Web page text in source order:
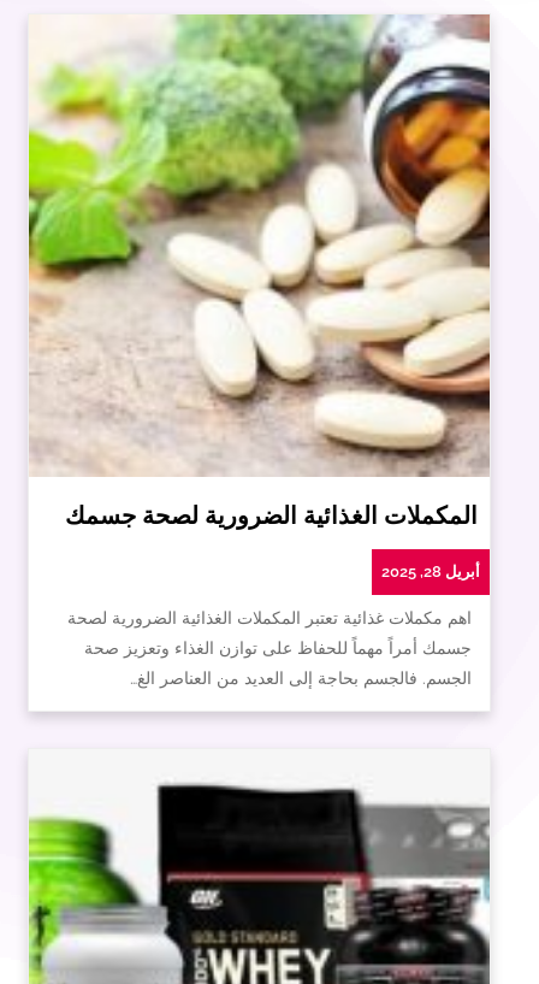
المكملات الغذائية الضرورية لصحة جسمك
أبريل 28, 2025
اهم مكملات غذائية تعتبر المكملات الغذائية الضرورية لصحة
جسمك أمراً مهماً للحفاظ على توازن الغذاء وتعزيز صحة
الجسم. فالجسم بحاجة إلى العديد من العناصر الغ…